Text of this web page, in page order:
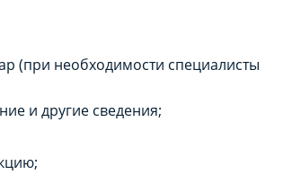
(при необходимости специалисты
и другие сведения;